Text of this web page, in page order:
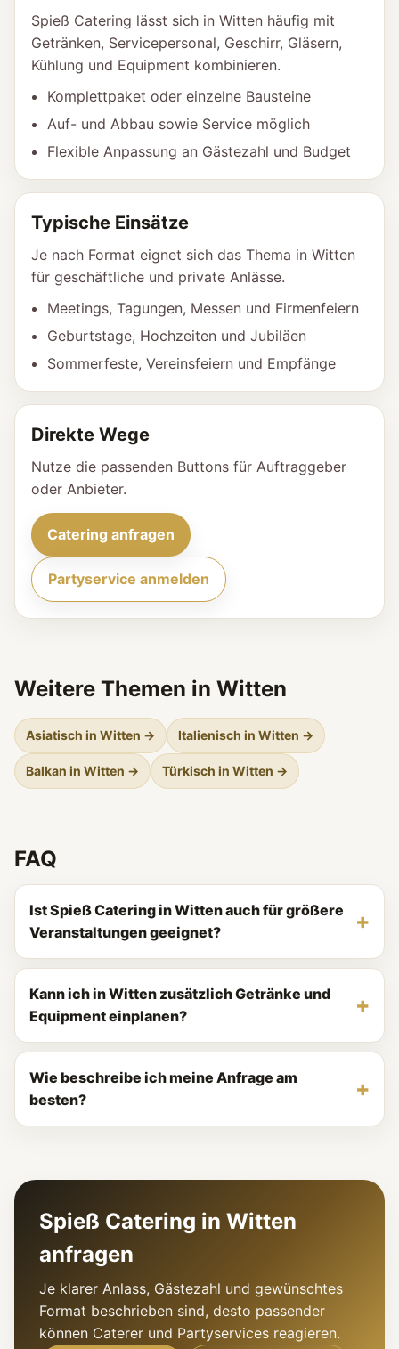
Spieß Catering lässt sich in Witten häufig mit
Getränken, Servicepersonal, Geschirr, Gläsern,
Kühlung und Equipment kombinieren.
Komplettpaket oder einzelne Bausteine
Auf- und Abbau sowie Service möglich
Flexible Anpassung an Gästezahl und Budget
Typische Einsätze
Je nach Format eignet sich das Thema in Witten
für geschäftliche und private Anlässe.
Meetings, Tagungen, Messen und Firmenfeiern
Geburtstage, Hochzeiten und Jubiläen
Sommerfeste, Vereinsfeiern und Empfänge
Direkte Wege
Nutze die passenden Buttons für Auftraggeber
oder Anbieter.
Catering anfragen
Partyservice anmelden
Weitere Themen in Witten
Asiatisch in Witten → Italienisch in Witten →
Balkan in Witten → Türkisch in Witten →
FAQ
Ist Spieß Catering in Witten auch für größere
Veranstaltungen geeignet?
Kann ich in Witten zusätzlich Getränke und
Equipment einplanen?
Wie beschreibe ich meine Anfrage am
besten?
Spieß Catering in Witten
anfragen
Je klarer Anlass, Gästezahl und gewünschtes
Format beschrieben sind, desto passender
können Caterer und Partyservices reagieren.